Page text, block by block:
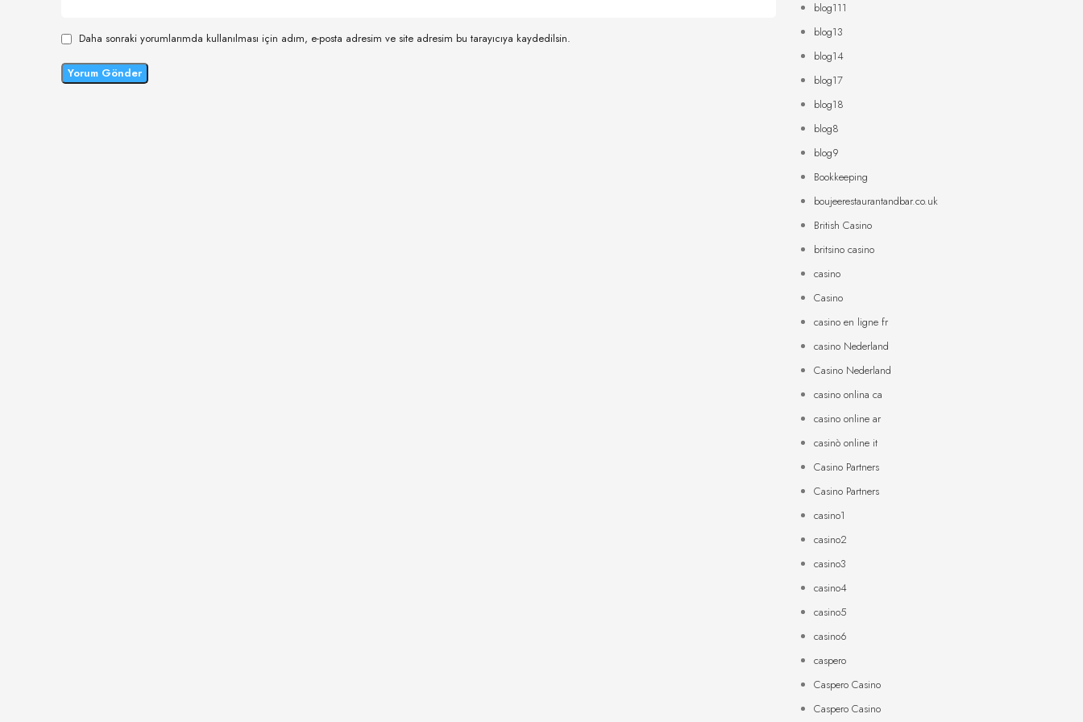
Daha sonraki yorumlarımda kullanılması için adım, e-posta adresim ve site adresim bu tarayıcıya kaydedilsin.
blog111
blog13
blog14
blog17
blog18
blog8
blog9
Bookkeeping
boujeerestaurantandbar.co.uk
British Casino
britsino casino
casino
Casino
casino en ligne fr
casino Nederland
Casino Nederland
casino onlina ca
casino online ar
casinò online it
Casino Partners
Casino Partners
casino1
casino2
casino3
casino4
casino5
casino6
caspero
Caspero Casino
Caspero Casino